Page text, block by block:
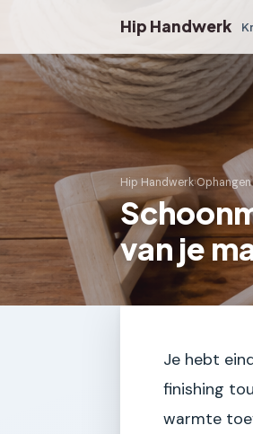
Hip Handwerk
Hip Handwerk›Ophangen
van je
Je hebt
finishing
warmte